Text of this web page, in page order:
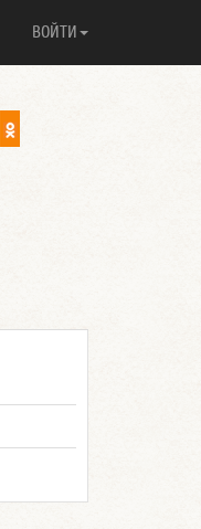
ВОЙТИ